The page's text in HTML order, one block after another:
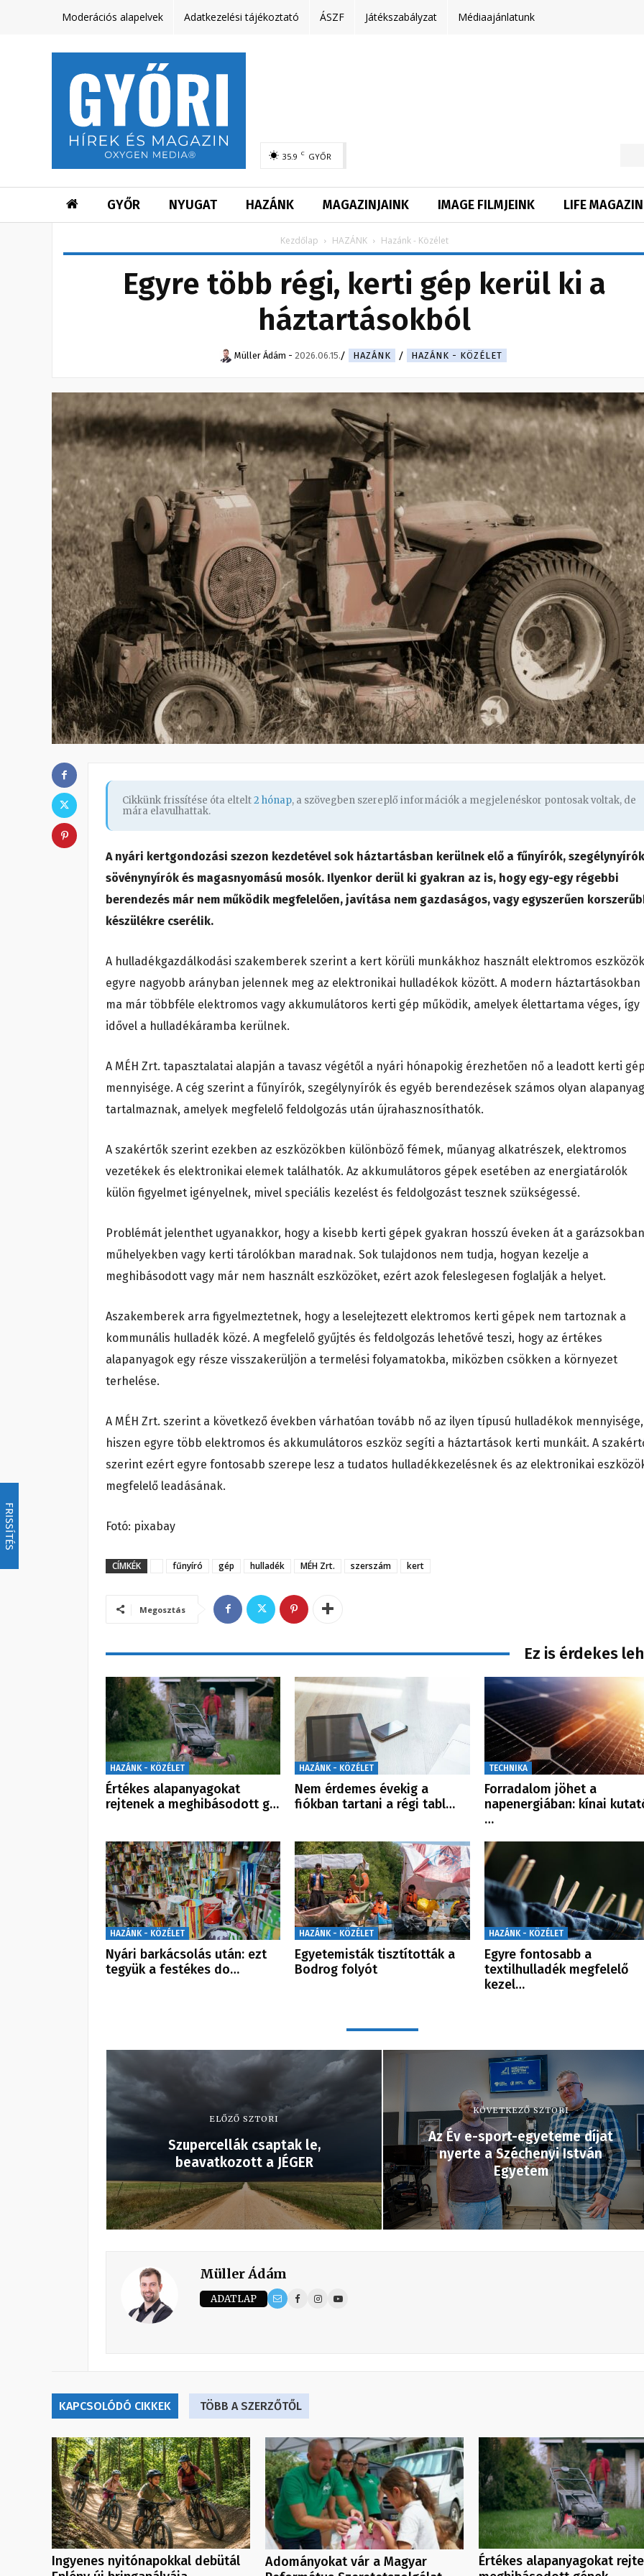
FRISSÍTÉS
Moderációs alapelvek Adatkezelési tájékoztató ÁSZF Játékszabályzat Médiaajánlatunk
35.9 C GYŐR
GYŐR NYUGAT HAZÁNK MAGAZINJAINK IMAGE FILMJEINK LIFE MAGAZIN
Kezdőlap HAZÁNK Hazánk - Közélet
Egyre több régi, kerti gép kerül ki a
háztartásokból
Müller Ádám - 2026.06.15. HAZÁNK HAZÁNK - KÖZÉLET
Cikkünk frissítése óta eltelt2 hónap, a szövegben szereplő információk a megjelenéskor pontosak voltak, de
mára elavulhattak.
A nyári kertgondozási szezon kezdetével sok háztartásban kerülnek elő a fűnyírók,
sövénynyírók és magasnyomású mosók. Ilyenkor derül ki gyakran az is, hogy egy-egy régebbi
berendezés már nem működik megfelelően, javítása nem gazdaságos, vagy egyszerűen
készülékre cserélik.
A hulladékgazdálkodási szakemberek szerint a kert körüli munkákhoz használt elektromos eszközök
egyre nagyobb arányban jelennek meg az elektronikai hulladékok között. A modern háztartásokban
ma már többféle elektromos vagy akkumulátoros kerti gép működik, amelyek élettartama véges, így
idővel a hulladékáramba kerülnek.
A MÉH Zrt. tapasztalatai alapján a tavasz végétől a nyári hónapokig érezhetően nő a leadott kerti
mennyisége. A cég szerint a fűnyírók, szegélynyírók és egyéb berendezések számos olyan
tartalmaznak, amelyek megfelelő feldolgozás után újrahasznosíthatók.
A szakértők szerint ezekben az eszközökben különböző fémek, műanyag alkatrészek, elektromos
vezetékek és elektronikai elemek találhatók. Az akkumulátoros gépek esetében az energiatárolók
külön figyelmet igényelnek, mivel speciális kezelést és feldolgozást tesznek szükségessé.
Problémát jelenthet ugyanakkor, hogy a kisebb kerti gépek gyakran hosszú éveken át a
műhelyekben vagy kerti tárolókban maradnak. Sok tulajdonos nem tudja, hogyan kezelje a
meghibásodott vagy már nem használt eszközöket, ezért azok feleslegesen foglalják a helyet.
Aszakemberek arra figyelmeztetnek, hogy a leselejtezett elektromos kerti gépek nem tartoznak a
kommunális hulladék közé. A megfelelő gyűjtés és feldolgozás lehetővé teszi, hogy az értékes
alapanyagok egy része visszakerüljön a termelési folyamatokba, miközben csökken a környezet
terhelése.
A MÉH Zrt. szerint a következő években várhatóan tovább nő az ilyen típusú hulladékok mennyisége,
hiszen egyre több elektromos és akkumulátoros eszköz segíti a háztartások kerti munkáit. A
szerint ezért egyre fontosabb szerepe lesz a tudatos hulladékkezelésnek és az elektronikai
megfelelő leadásának.
Fotó: pixabay
CÍMKÉK fűnyíró gép hulladék MÉH Zrt. szerszám kert
Megosztás
Ez is érdekes
HAZÁNK - KÖZÉLET
Értékes alapanyagokat
rejtenek a meghibásodott g…
HAZÁNK - KÖZÉLET
Nem érdemes évekig a
fiókban tartani a régi tabl…
TECHNIKA
Forradalom jöhet a
napenergiában: kínai
…
HAZÁNK - KÖZÉLET
Nyári barkácsolás után: ezt
tegyük a festékes do…
HAZÁNK - KÖZÉLET
Egyetemisták tisztították a
Bodrog folyót
HAZÁNK - KÖZÉLET
Egyre fontosabb a
textilhulladék megfelelő
kezel…
ELŐZŐ SZTORI
Szupercellák csaptak le,
beavatkozott a JÉGER
KÖVETKEZŐ SZTORI
Az Év e-sport-egyeteme díjat
nyerte a Széchenyi István
Egyetem
Müller Ádám
ADATLAP
KAPCSOLÓDÓ CIKKEK TÖBB A SZERZŐTŐL
Ingyenes nyitónapokkal debütál
Adományokat vár a Magyar
Értékes alapanyagokat